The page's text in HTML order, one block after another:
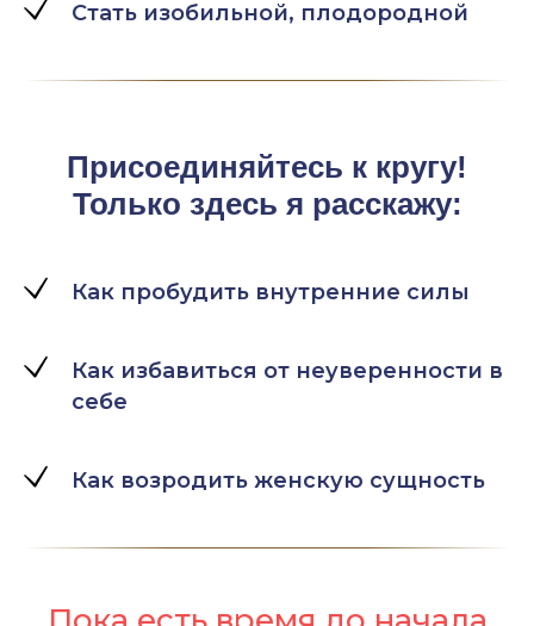
Стать изобильной, плодородной
Присоединяйтесь к кругу!
Только здесь я расскажу:
Как пробудить внутренние силы
Как избавиться от неуверенности в
себе
Как возродить женскую сущность